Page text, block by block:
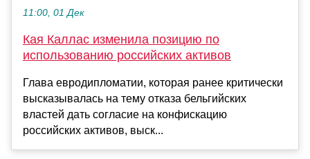
11:00, 01 Дек
Кая Каллас изменила позицию по
использованию российских активов
Глава евродипломатии, которая ранее критически
высказывалась на тему отказа бельгийских
властей дать согласие на конфискацию
российских активов, выск...